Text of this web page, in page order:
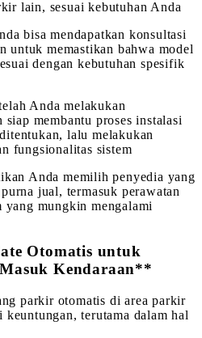
lain, sesuai kebutuhan Anda
bisa mendapatkan konsultasi
untuk memastikan bahwa model
dengan kebutuhan spesifik
Anda melakukan
membantu proses instalasi
lalu melakukan
fungsionalitas sistem
Anda memilih penyedia yang
jual, termasuk perawatan
yang mungkin mengalami
Otomatis untuk
Kendaraan**
parkir otomatis di area parkir
keuntungan, terutama dalam hal